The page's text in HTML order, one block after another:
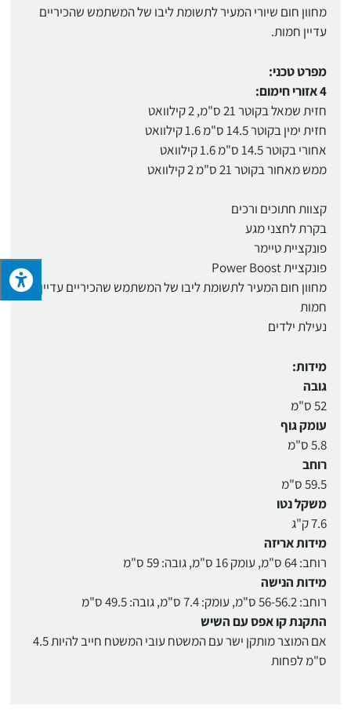
מחוון חום שיורי המעיר לתשומת ליבו של המשתמש שהכיריים
עדיין חמות.
מפרט טכני:
4 אזורי חימום:
חזית שמאל בקוטר 21 ס"מ, 2 קילוואט
חזית ימין בקוטר 14.5 ס"מ 1.6 קילוואט
אחורי בקוטר 14.5 ס"מ 1.6 קילוואט
ממש מאחור בקוטר 21 ס"מ 2 קילוואט
קצוות חתוכים ורכים
בקרת לחצני מגע
פונקציית טיימר
פונקציית Power Boost
מחוון חום המעיר לתשומת ליבו של המשתמש שהכיריים עדיין
חמות
נעילת ילדים
מידות:
גובה
52 ס"מ
עומק גוף
5.8 ס"מ
רוחב
59.5 ס"מ
משקל נטו
7.6 ק"ג
מידות אריזה
רוחב: 64 ס"מ, עומק 16 ס"מ, גובה: 59 ס"מ
מידות הנישה
רוחב: 56-56.2 ס"מ, עומק: 7.4 ס"מ, גובה: 49.5 ס"מ
התקנת קו אפס עם השיש
אם המוצר מותקן ישר עם המשטח עובי המשטח חייב להיות 4.5
ס"מ לפחות